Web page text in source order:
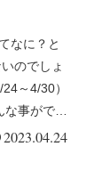
なに？と
のでしょ
～4/30）
事ができ
2023.04.24